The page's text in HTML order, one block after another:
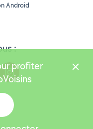
:
Android
profiter